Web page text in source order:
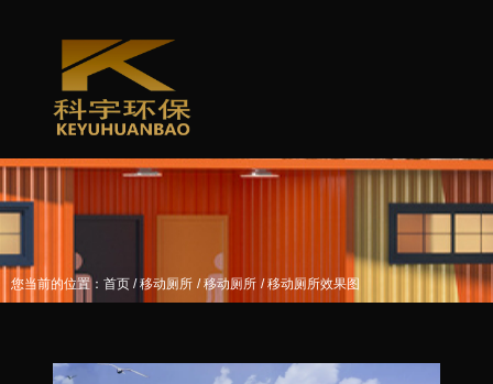
您当前的位置：首页 /移动厕所 /移动厕所 /移动厕所效果图